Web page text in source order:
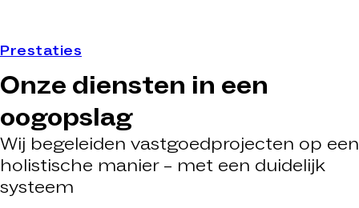
Prestaties
Onze diensten in een
oogopslag
Wij begeleiden vastgoedprojecten op een
holistische manier – met een duidelijk
systeem